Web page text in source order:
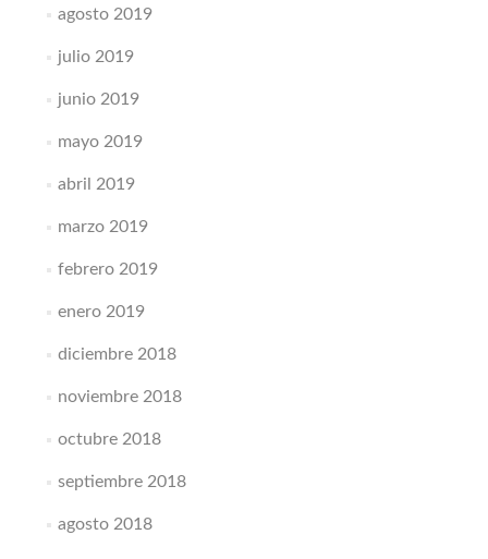
agosto 2019
julio 2019
junio 2019
mayo 2019
abril 2019
marzo 2019
febrero 2019
enero 2019
diciembre 2018
noviembre 2018
octubre 2018
septiembre 2018
agosto 2018